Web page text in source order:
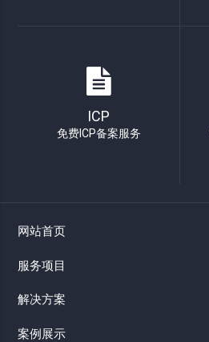
ICP
免费ICP备案服务
网站首页
服务项目
解决方案
案例展示